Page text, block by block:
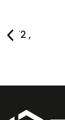
x 72 ,